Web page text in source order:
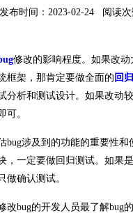
发布时间：2023-02-24 阅读次
修改的影响程度。如果改
框架，那肯定要做全面的 回
分析和测试设计。如果改动
可。
bug涉及到的功能的重要性和
，一定要做回归测试。如果
做确认测试。
改bug的开发人员最了解bug